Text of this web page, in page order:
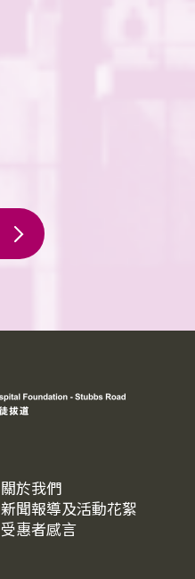
關於我們
新聞報導及活動花絮
受惠者感言